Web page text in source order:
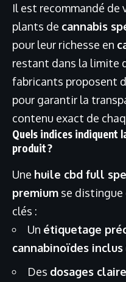
Il est recommandé de
plants de cannabis
pour leur richesse en
restant dans la limite
fabricants proposent
pour garantir la
contenu exact de
Quels indices indiquent
produit ?
Une huile cbd full
premium se distingue
clés :
Un étiquetage
cannabinoïdes inclus
Des dosages